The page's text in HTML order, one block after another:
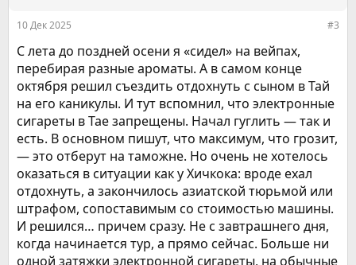
10 Дек 2025 #3
С лета до поздней осени я «сидел» на вейпах,
перебирая разные ароматы. А в самом конце
октября решил съездить отдохнуть с сыном в Тай
на его каникулы. И тут вспомнил, что электронные
сигареты в Тае запрещены. Начал гуглить — так и
есть. В основном пишут, что максимум, что грозит,
— это отберут на таможне. Но очень не хотелось
оказаться в ситуации как у Хичкока: вроде ехал
отдохнуть, а закончилось азиатской тюрьмой или
штрафом, сопоставимым со стоимостью машины.
И решился… причем сразу. Не с завтрашнего дня,
когда начинается тур, а прямо сейчас. Больше ни
одной затяжки электронной сигареты, на обычные